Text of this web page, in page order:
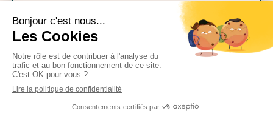
Mentions légales
Politique de confidentialité
CGU